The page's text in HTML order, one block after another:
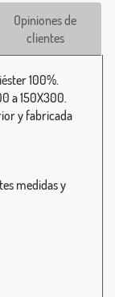
Opiniones de
clientes
100%.
a 150X300.
y fabricada
medidas y